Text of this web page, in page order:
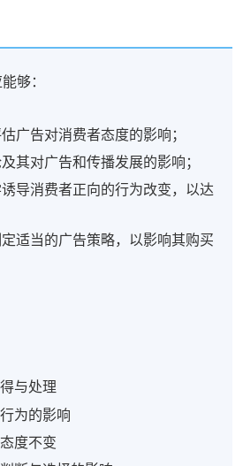
够：
广告对消费者态度的影响；
其对广告和传播发展的影响；
导消费者正向的行为改变，以达
适当的广告策略，以影响其购买
与处理
为的影响
度不变